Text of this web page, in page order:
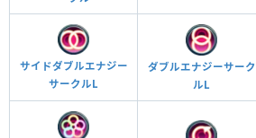
サイドダブルエナジー
サークルL
ダブルエナジーサーク
ルL